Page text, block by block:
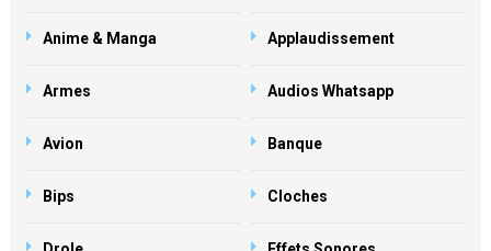
Anime & Manga Applaudissement
Armes Audios Whatsapp
Avion Banque
Bips Cloches